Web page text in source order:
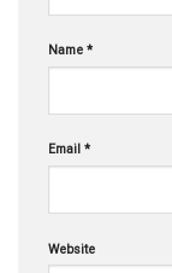
Name *
Email *
Website